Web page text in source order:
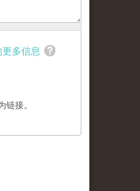
多信息
链接。